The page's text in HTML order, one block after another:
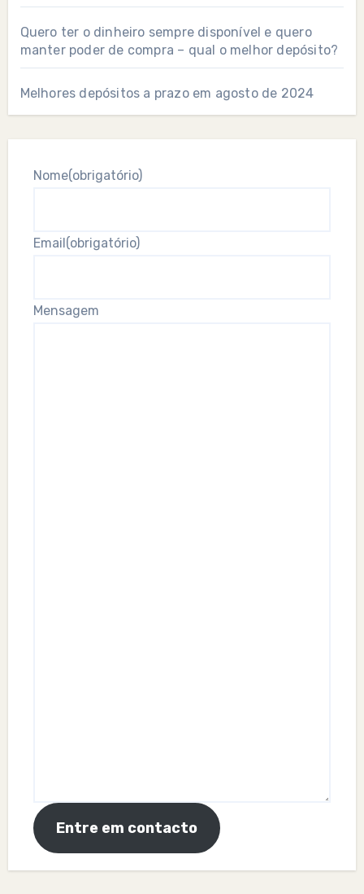
Quero ter o dinheiro sempre disponível e quero
manter poder de compra – qual o melhor depósito?
Melhores depósitos a prazo em agosto de 2024
Nome(obrigatório)
Email (obrigatório)
Mensagem
Entre em contacto